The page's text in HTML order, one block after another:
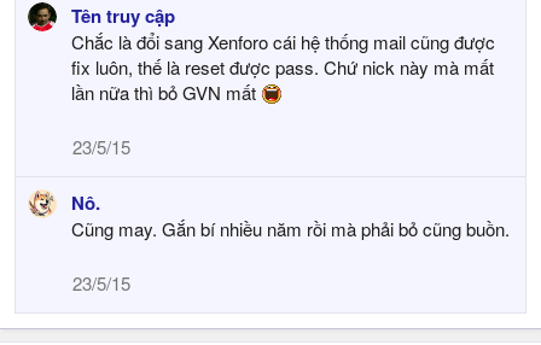
Tên truy cập
Chắc là đổi sang Xenforo cái hệ thống mail cũng được
fix luôn, thế là reset được pass. Chứ nick này mà mất
lần nữa thì bỏ GVN mất
23/5/15
Nô.
Cũng may. Gắn bí nhiều năm rồi mà phải bỏ cũng buồn.
23/5/15